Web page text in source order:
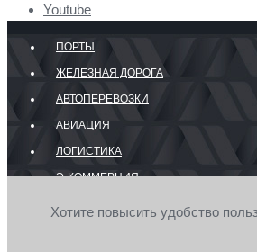
Youtube
ПОРТЫ
ЖЕЛЕЗНАЯ ДОРОГА
АВТОПЕРЕВОЗКИ
АВИАЦИЯ
ЛОГИСТИКА
Э-КОММЕРЦИЯ
Хотите повысить удобство